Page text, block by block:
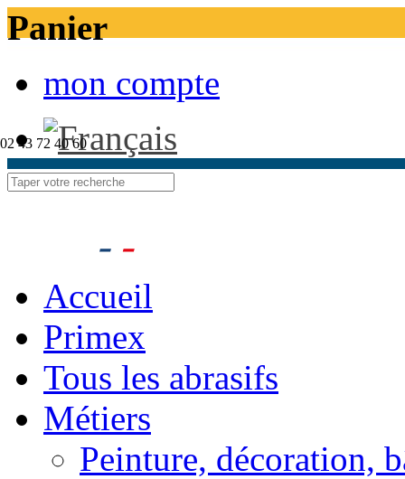
Panier
mon compte
02 43 72 40 60
Accueil
Primex
Tous les abrasifs
Métiers
Peinture, décoration,